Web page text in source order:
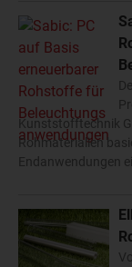
Kunststofftechnik
Rohmaterialien
Endanwendungen